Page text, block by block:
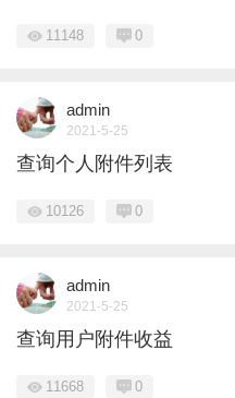
11148 0
admin
2021-5-25
查询个人附件列表
10126 0
admin
2021-5-25
查询用户附件收益
11668 0